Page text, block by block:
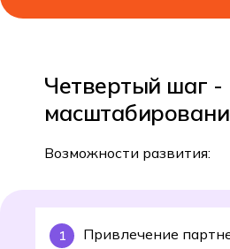
Четвертый шаг -
Возможности развития:
Привлечение